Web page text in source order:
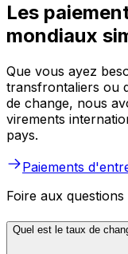
Les
mondiaux
Que vous ayez
transfrontaliers ou
de change, nous
virements
pays.
Paiements
Foire aux
Quel est le taux de